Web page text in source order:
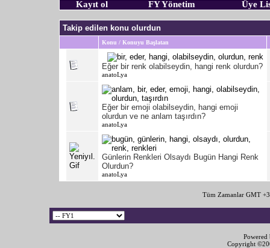
Kayıt ol FY Yönetim Üye
Takip edilen konu olurdun
Konu / Konuyu Başlatan
Eğer bir renk olabilseydin, hangi renk olurdun?
anatoLya
Eğer bir emoji olabilseydin, hangi emoji
olurdun ve ne anlam taşırdın?
anatoLya
Günlerin Renkleri Olsaydı Bugün Hangi Renk
Olurdun?
anatoLya
Tüm Zamanlar GMT
Copyright